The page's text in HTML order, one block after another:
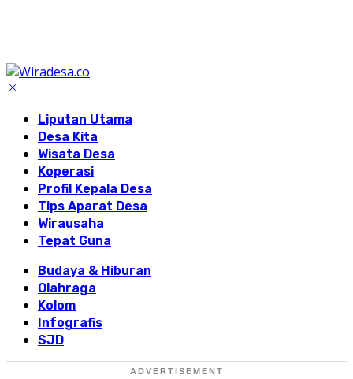
Liputan Utama
Desa Kita
Wisata Desa
Koperasi
Profil Kepala Desa
Tips Aparat Desa
Wirausaha
Tepat Guna
Budaya & Hiburan
Olahraga
Kolom
Infografis
SJD
ADVERTISEMENT